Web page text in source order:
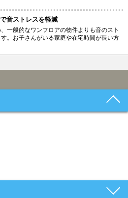
音ストレスを軽減
一般的なワンフロアの物件よりも音のスト
。お子さんがいる家庭や在宅時間が長い方